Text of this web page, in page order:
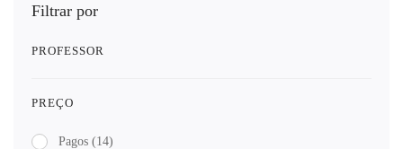
Filtrar por
PROFESSOR
PREÇO
Pagos (14)